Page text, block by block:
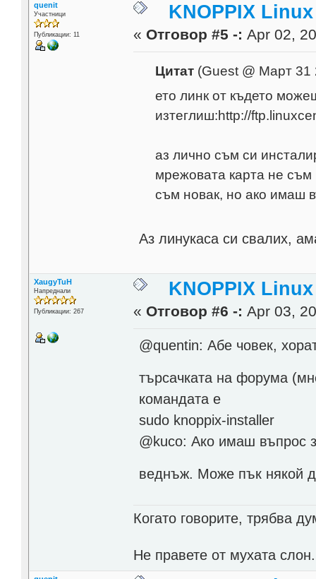
quenit
Участници
Публикации: 11
KNOPPIX
« Отговор #5 -: Apr 02,
Цитат(Guest @ Март 31
ето линк от където
изтеглиш:http://
аз лично съм си
мрежовата карта не съм
съм новак, но ако имаш
Аз линукаса си свалих,
XaugyTuH
Напреднали
Публикации: 267
KNOPPIX
« Отговор #6 -: Apr 03,
@quentin: Абе човек,
търсачката на форума
командата е
sudo knoppix-installer
@kuco: Ако имаш въпрос
веднъж. Може пък някой
Когато говорите, трябва
Не правете от мухата